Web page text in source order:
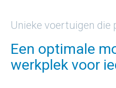
Unieke voertuigen die
Een optimale
werkplek voor